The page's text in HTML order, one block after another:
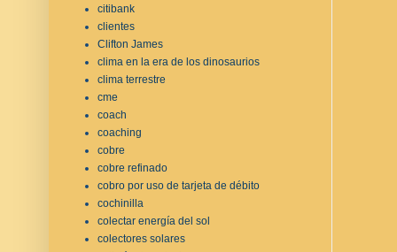
citibank
clientes
Clifton James
clima en la era de los dinosaurios
clima terrestre
cme
coach
coaching
cobre
cobre refinado
cobro por uso de tarjeta de débito
cochinilla
colectar energía del sol
colectores solares